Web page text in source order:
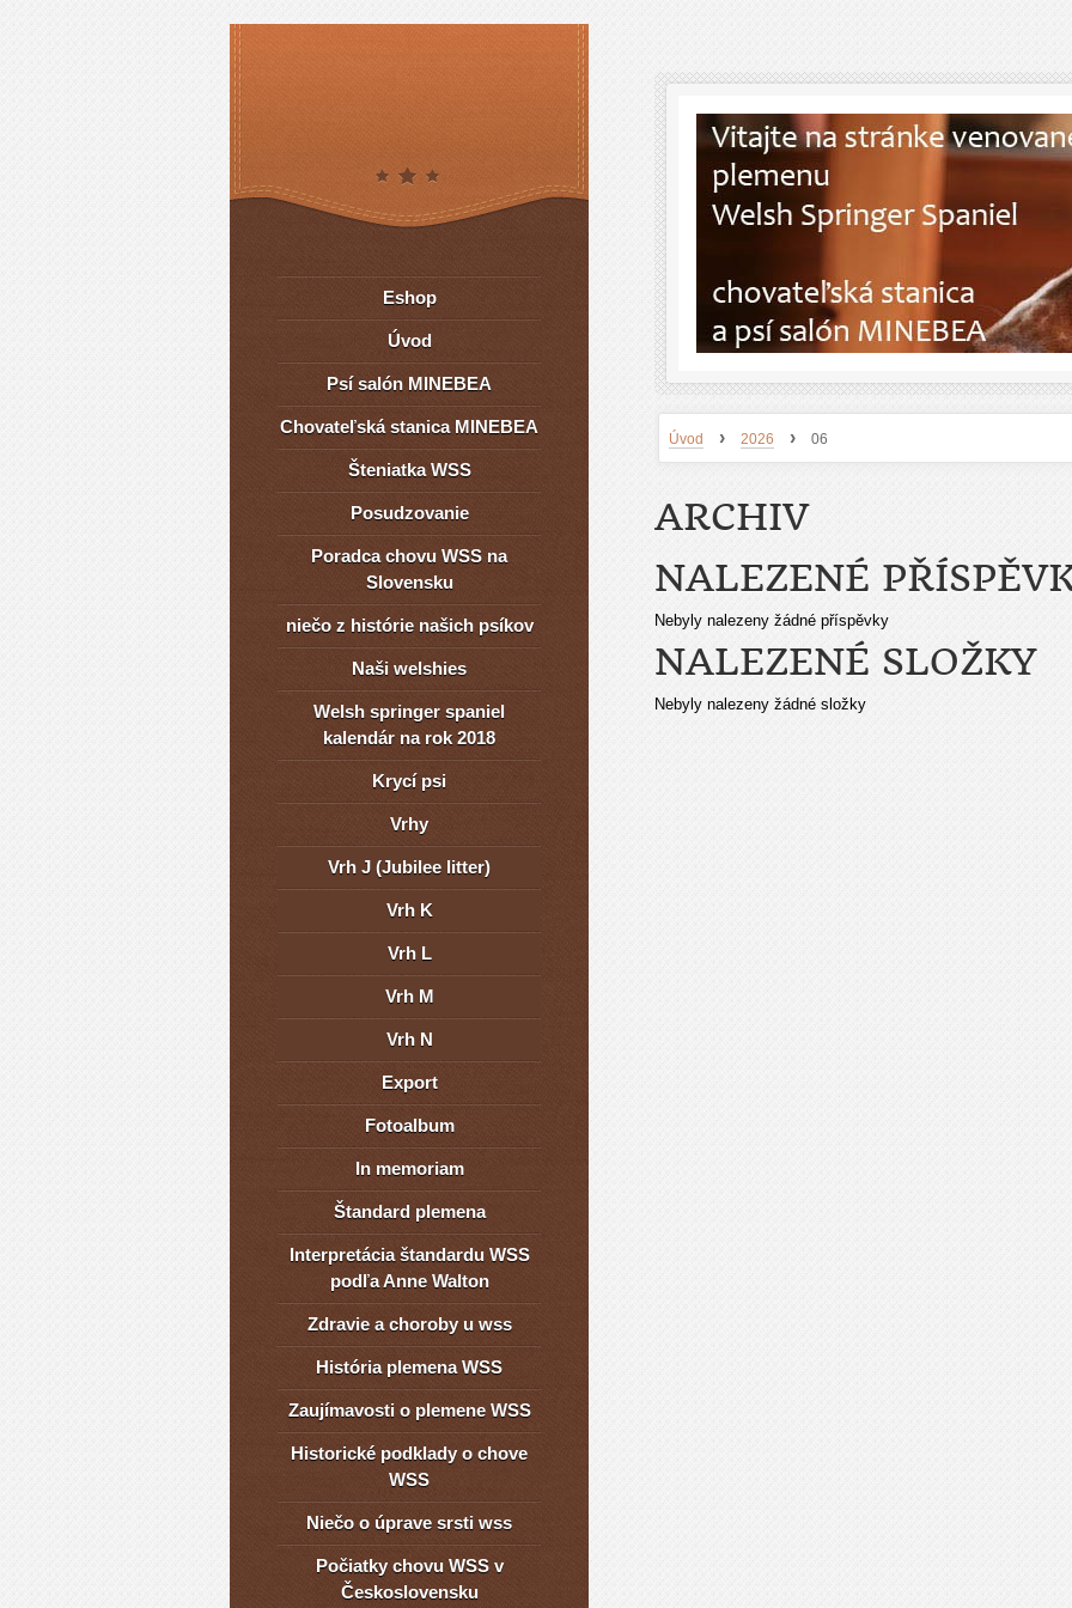
Úvod › 2026 › 06
ARCHIV
NALEZENÉ
Nebyly nalezeny žádné příspěvky
NALEZENÉ SLOŽKY
Nebyly nalezeny žádné složky
Eshop
Úvod
Psí salón MINEBEA
Chovateľská stanica MINEBEA
Šteniatka WSS
Posudzovanie
Poradca chovu WSS na
Slovensku
niečo z histórie našich psíkov
Naši welshies
Welsh springer spaniel
kalendár na rok 2018
Krycí psi
Vrhy
Vrh J (Jubilee litter)
Vrh K
Vrh L
Vrh M
Vrh N
Export
Fotoalbum
In memoriam
Štandard plemena
Interpretácia štandardu WSS
podľa Anne Walton
Zdravie a choroby u wss
História plemena WSS
Zaujímavosti o plemene WSS
Historické podklady o chove
WSS
Niečo o úprave srsti wss
Počiatky chovu WSS v
Československu